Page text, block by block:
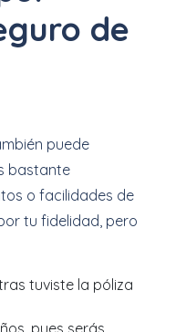
de
puede
bastante
o facilidades de
tu fidelidad, pero
tuviste la póliza
pues serás